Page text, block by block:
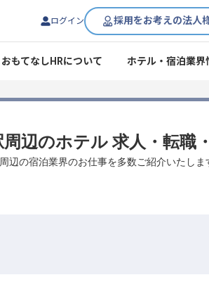
ログイン 採用をお考えの法人
おもてなしHRについて ホテル・宿泊業界
辺のホテル 求人・転職
辺の宿泊業界のお仕事を多数ご紹介いたしま